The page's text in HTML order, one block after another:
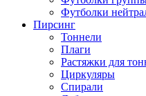
Футболки
Пирсинг
Тоннели
Плаги
Растяжки для
Циркуляры
Спирали